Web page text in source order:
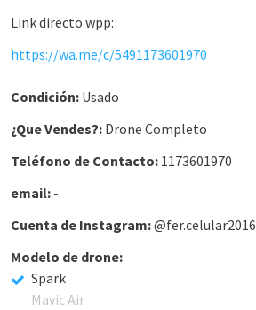
Link directo wpp:
https://wa.me/c/5491173601970
Condición: Usado
¿Que Vendes?: Drone Completo
Teléfono de Contacto: 1173601970
email: -
Cuenta de Instagram:@fer.celular2016
Modelo de drone:
Spark
Mavic Air